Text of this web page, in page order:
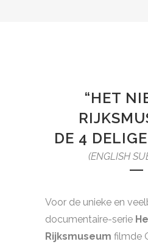
“HET
DE 4
(ENGLISH
Voor de unieke en
documentaire-serie
Rijksmuseum filmde